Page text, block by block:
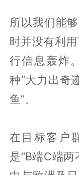
所以我们能
时并没有利
行信息轰炸
种“大力出奇
鱼”。
在目标客户
是“B端C端